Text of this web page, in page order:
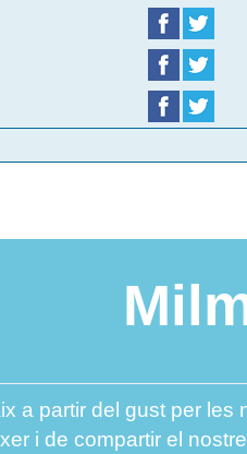
a partir del gust per
i de compartir el